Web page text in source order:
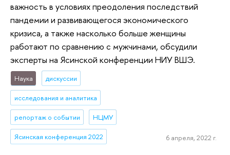
важность в условиях преодоления последствий
пандемии и развивающегося экономического
кризиса, а также насколько больше женщины
работают по сравнению с мужчинами, обсудили
эксперты на Ясинской конференции НИУ ВШЭ.
Наука дискуссии
исследования и аналитика
репортаж о событии НЦМУ
Ясинская конференция 2022 6 апреля, 2022 г.